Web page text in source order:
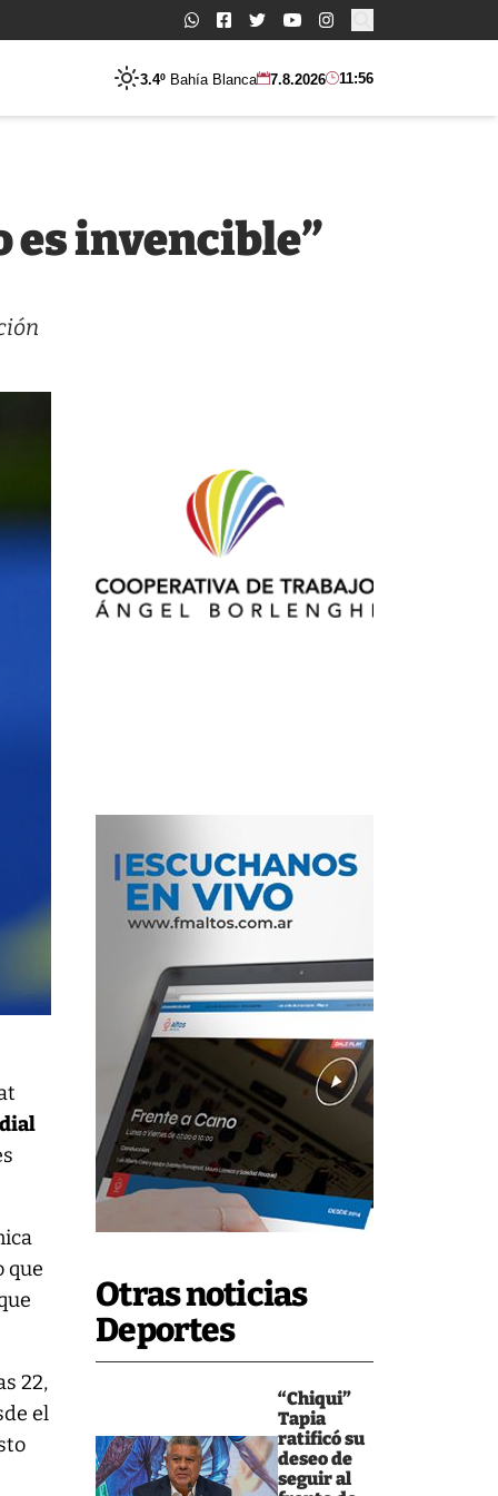
Buscar:
3.4º Bahía Blanca 7.8.2026 11:56
Otras noticias
Deportes
“Chiqui”
Tapia
ratificó su
deseo de
seguir al
es invencible”
que
22,
el